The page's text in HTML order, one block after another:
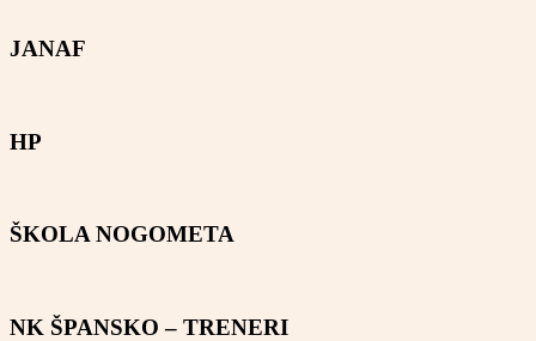
JANAF
HP
ŠKOLA NOGOMETA
NK ŠPANSKO – TRENERI